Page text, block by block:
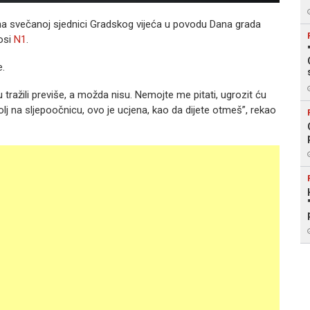
svečanoj sjednici Gradskog vijeća u povodu Dana grada
N1.
previše, a možda nisu. Nemojte me pitati, ugrozit ću
na sljepoočnicu, ovo je ucjena, kao da dijete otmeš”, rekao